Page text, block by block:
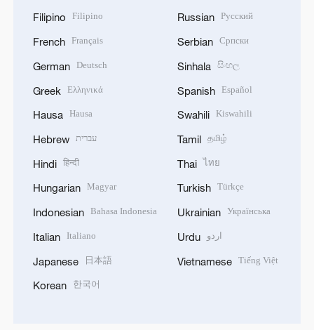
Filipino Filipino
French Français
German Deutsch
Greek Ελληνικά
Hausa Hausa
Hebrew עברית
Hindi हिन्दी
Hungarian Magyar
Indonesian Bahasa Indonesia
Italian Italiano
Japanese 日本語
Korean 한국어
Russian Русский
Serbian Српски
Sinhala සිංහල
Spanish Español
Swahili Kiswahili
Tamil தமிழ்
Thai ไทย
Turkish Türkçe
Ukrainian Українська
Urdu اردو
Vietnamese Tiếng Việt